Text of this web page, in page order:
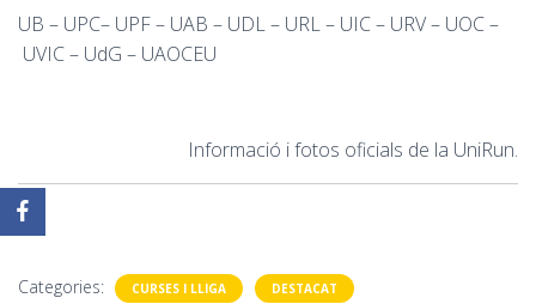
UB – UPC– UPF – UAB – UDL– URL – UIC – URV – UOC –
UVIC– UdG – UAOCEU
Informació i fotos oficials de la UniRun.
Categories: CURSES I LLIGA DESTACAT